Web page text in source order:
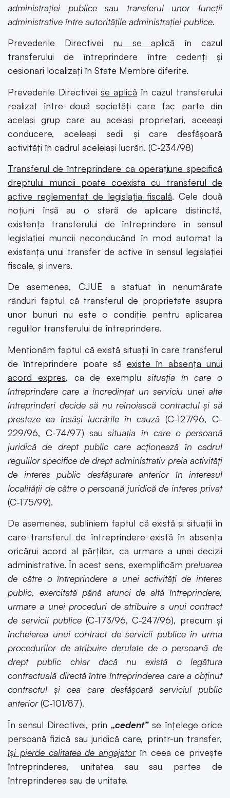
administrației publice sau transferul unor funcții
administrative între autoritățile administrației publice.
Prevederile Directivei nu se aplică în cazul
transferului de întreprindere între cedenți și
cesionari localizați în State Membre diferite.
Prevederile Directivei se aplică în cazul transferului
realizat între două societăți care fac parte din
același grup care au aceiași proprietari, aceeași
conducere, aceleași sedii și care desfășoară
activități în cadrul aceleiași lucrări. (C-234/98)
Transferul de întreprindere ca operațiune specifică
dreptului muncii poate coexista cu transferul de
active reglementat de legislația fiscală. Cele două
noțiuni însă au o sferă de aplicare distinctă,
existența transferului de întreprindere în sensul
legislației muncii neconducând în mod automat la
existanța unui transfer de active în sensul legislației
fiscale, și invers.
De asemenea, CJUE a statuat în nenumărate
rânduri faptul că transferul de proprietate asupra
unor bunuri nu este o condiție pentru aplicarea
regulilor transferului de întreprindere.
Menționăm faptul că există situații în care transferul
de întreprindere poate săexiste în absența unui
acord expres, ca de exemplu situația în care o
întreprindere care a încredințat un serviciu unei alte
întreprinderi decide să nu reînoiască contractul și să
presteze ea însăși lucrările în cauză (C-127/96, C-
229/96, C-74/97) sausituația în care o persoană
juridică de drept public care acționează în cadrul
regulilor specifice de drept administrativ preia activități
de interes public desfășurate anterior în interesul
localității de către o persoană juridică de interes privat
(C-175/99).
De asemenea, subliniem faptul că există și situații în
care transferul de întreprindere există în absența
oricărui acord al părților, ca urmare a unei decizii
administrative. În acest sens, exemplificăm preluarea
de către o întreprindere a unei activități de interes
public, exercitată până atunci de altă întreprindere,
urmare a unei proceduri de atribuire a unui contract
de servicii publice(C-173/96, C-247/96), precum și
încheierea unui contract de servicii publice în urma
procedurilor de atribuire derulate de o persoană de
drept public chiar dacă nu există o legătura
contractuală directă între întreprinderea care a obținut
contractul și cea care desfășoară serviciul public
anterior(C-101/87).
În sensul Directivei, prin „cedent”se înțelege orice
persoană fizică sau juridică care, printr-un transfer,
își pierde calitatea de angajatorîn ceea ce privește
întreprinderea, unitatea sau sau partea de
întreprinderea sau de unitate.